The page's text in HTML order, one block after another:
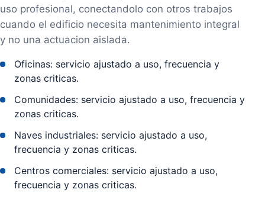
uso profesional, conectandolo con otros trabajos
cuando el edificio necesita mantenimiento integral
y no una actuacion aislada.
Oficinas: servicio ajustado a uso, frecuencia y
zonas criticas.
Comunidades: servicio ajustado a uso, frecuencia y
zonas criticas.
Naves industriales: servicio ajustado a uso,
frecuencia y zonas criticas.
Centros comerciales: servicio ajustado a uso,
frecuencia y zonas criticas.